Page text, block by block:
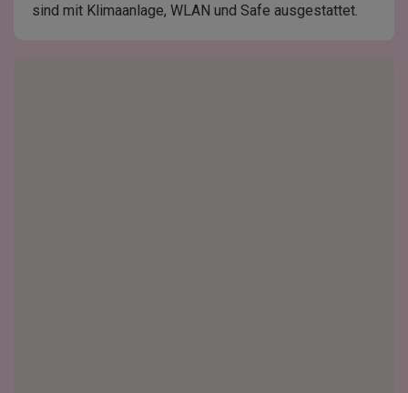
sind mit Klimaanlage, WLAN und Safe ausgestattet.